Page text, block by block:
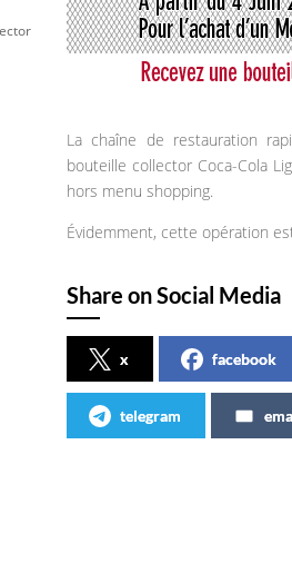
La chaîne de restauration
bouteille collector Coca-Cola
hors menu shopping.
Évidemment, cette opération
Share on Social Media
x facebook
telegram